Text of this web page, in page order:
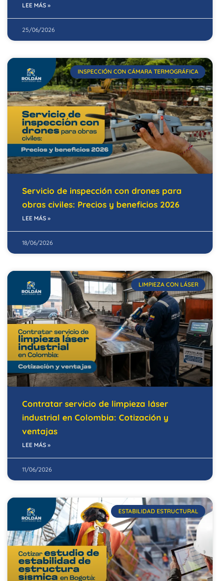
LEE MÁS »
25/06/2026
INSPECCIÓN CON CÁMARA TERMOGRÁFICA
Servicio de inspección con drones para
obras civiles: Precios y beneficios 2026
LEE MÁS »
18/06/2026
LIMPIEZA CON LÁSER
Contratar servicio de limpieza láser
industrial en Colombia: Cotización y
ventajas
LEE MÁS »
11/06/2026
ESTABILIDAD ESTRUCTURAL